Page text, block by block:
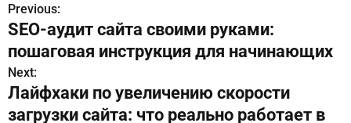
Н
а
в
и
Previous:
SEO-аудит сайта своими руками:
пошаговая инструкция для начинающих
Next:
Лайфхаки по увеличению скорости
загрузки сайта: что реально работает в